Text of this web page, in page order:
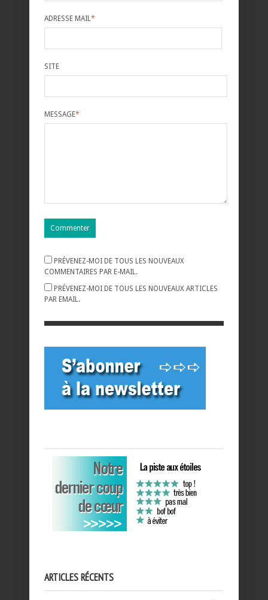
ADRESSE MAIL*
SITE
MESSAGE*
PRÉVENEZ-MOI DE TOUS LES NOUVEAUX
COMMENTAIRES PAR E-MAIL.
PRÉVENEZ-MOI DE TOUS LES NOUVEAUX ARTICLES
PAR EMAIL.
ARTICLES RÉCENTS